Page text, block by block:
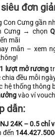
đơn
Con Cưng gần
Cưng → chọn
mãi
mắn – xem
lượt mở rương
đều mỗi
hệ thống thông
vào ví
dẫn:
24K – 0.5 chỉ
đến